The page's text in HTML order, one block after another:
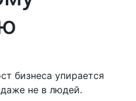
бизнеса упирается
не в людей.